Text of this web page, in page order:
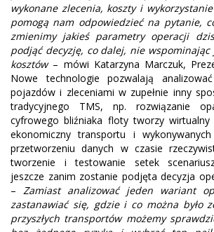
wykonane zlecenia, koszty i
pomogą nam odpowiedzieć na pytanie,
zmienimy jakieś parametry operacji
podjąć decyzję, co dalej, nie
kosztów – mówi Katarzyna Marczuk,
Nowe technologie pozwalają
pojazdów i zleceniami w zupełnie inny
tradycyjnego TMS, np. rozwiązanie
cyfrowego bliźniaka floty tworzy
ekonomiczny transportu i
przetworzeniu danych w czasie
tworzenie i testowanie setek
jeszcze zanim zostanie podjęta decyzja
– Zamiast analizować jeden wariant
zastanawiać się, gdzie i co można było
przyszłych transportów możemy